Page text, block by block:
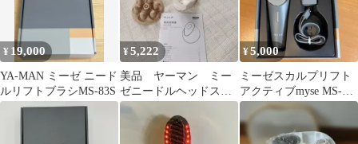
¥ 19,000
YA-MAN ミーゼ ニード
ルリフトブラシMS-83S
¥5,222
美品 ヤーマン ミー
ゼニードルヘッドスパ
リフト MS31 MS-31N
¥5,000
ミーゼスカルプリフト
アクティブmyse MS-
80G GRAY